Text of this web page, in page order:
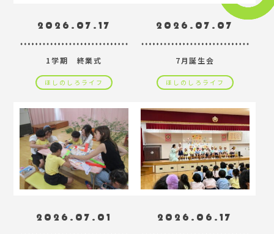
2026.07.17
1学期 終業式
ほしのしろライフ
2026.07.07
7月誕生会
ほしのしろライフ
2026.07.01 2026.06.17